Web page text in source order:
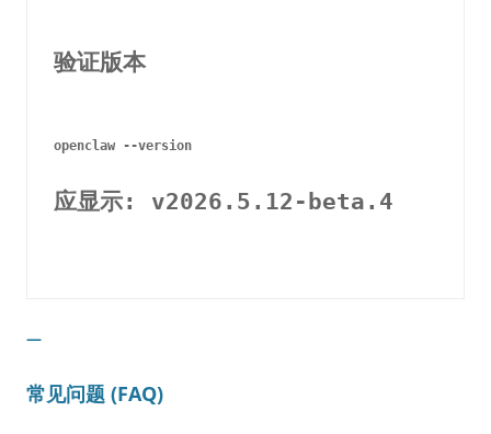
验证版本
应显示: v2026.5.12-beta.4
—
常见问题 (FAQ)